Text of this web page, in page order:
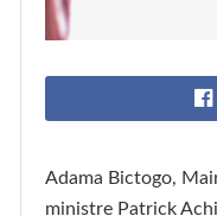
Adama Bictogo,
ministre Patrick